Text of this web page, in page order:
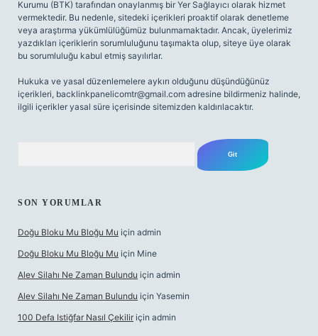
Kurumu (BTK) tarafından onaylanmış bir Yer Sağlayıcı olarak hizmet
vermektedir. Bu nedenle, sitedeki içerikleri proaktif olarak denetleme
veya araştırma yükümlülüğümüz bulunmamaktadır. Ancak, üyelerimiz
yazdıkları içeriklerin sorumluluğunu taşımakta olup, siteye üye olarak
bu sorumluluğu kabul etmiş sayılırlar.
Hukuka ve yasal düzenlemelere aykırı olduğunu düşündüğünüz
içerikleri, backlinkpanelicomtr@gmail.com adresine bildirmeniz halinde,
ilgili içerikler yasal süre içerisinde sitemizden kaldırılacaktır.
SON YORUMLAR
Doğu Bloku Mu Bloğu Mu için admin
Doğu Bloku Mu Bloğu Mu için Mine
Alev Silahı Ne Zaman Bulundu için admin
Alev Silahı Ne Zaman Bulundu için Yasemin
100 Defa Istiğfar Nasıl Çekilir için admin